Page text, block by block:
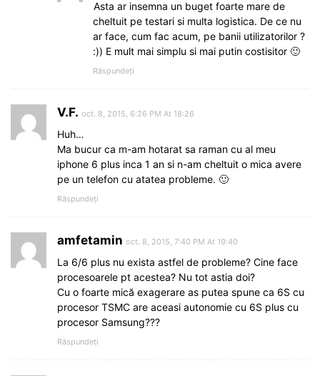
Asta ar insemna un buget foarte mare de
cheltuit pe testari si multa logistica. De ce nu
ar face, cum fac acum, pe banii utilizatorilor ?
:)) E mult mai simplu si mai putin costisitor 🙂
Răspundeți
V.F. oct. 8, 2015, 6:26 PM At 18:26
Huh…
Ma bucur ca m-am hotarat sa raman cu al meu
iphone 6 plus inca 1 an si n-am cheltuit o mica avere
pe un telefon cu atatea probleme. 🙂
Răspundeți
amfetamin oct. 8, 2015, 7:40 PM At 19:40
La 6/6 plus nu exista astfel de probleme? Cine face
procesoarele pt acestea? Nu tot astia doi?
Cu o foarte mică exagerare as putea spune ca 6S cu
procesor TSMC are aceasi autonomie cu 6S plus cu
procesor Samsung???
Răspundeți